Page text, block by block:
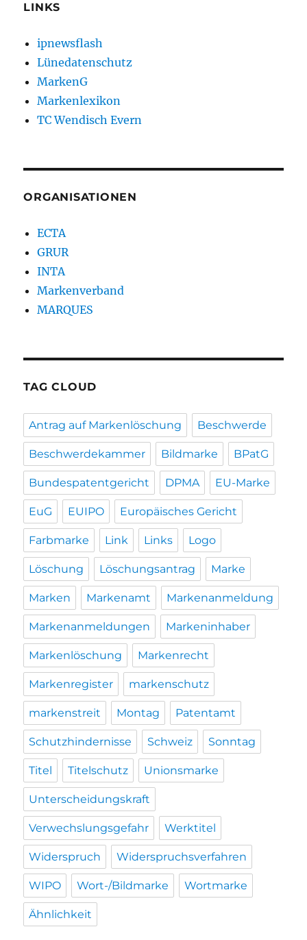
LINKS
ipnewsflash
Lünedatenschutz
MarkenG
Markenlexikon
TC Wendisch Evern
ORGANISATIONEN
ECTA
GRUR
INTA
Markenverband
MARQUES
TAG CLOUD
Antrag auf Markenlöschung Beschwerde
Beschwerdekammer Bildmarke BPatG
Bundespatentgericht DPMA EU-Marke
EuG EUIPO Europäisches Gericht
Farbmarke Link Links Logo
Löschung Löschungsantrag Marke
Marken Markenamt Markenanmeldung
Markenanmeldungen Markeninhaber
Markenlöschung Markenrecht
Markenregister markenschutz
markenstreit Montag Patentamt
Schutzhindernisse Schweiz Sonntag
Titel Titelschutz Unionsmarke
Unterscheidungskraft
Verwechslungsgefahr Werktitel
Widerspruch Widerspruchsverfahren
WIPO Wort-/Bildmarke Wortmarke
Ähnlichkeit